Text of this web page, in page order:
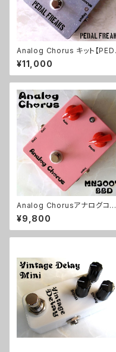
Analog Chorus キット【
L FREAKS】
¥11,000
Analog Chorusアナログコー
ラスキット【BASIC KIT】
¥9,800